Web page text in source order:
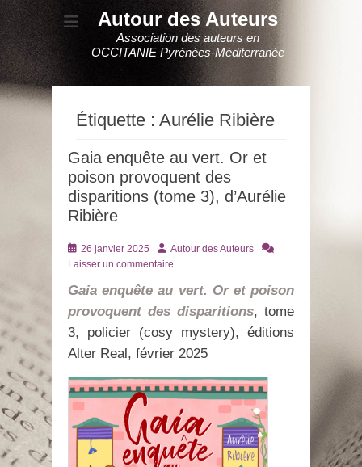
Autour des Auteurs
Association des auteurs en
OCCITANIE Pyrénées-Méditerranée
Étiquette : Aurélie Ribière
Gaia enquête au vert. Or et
poison provoquent des
disparitions (tome 3), d’Aurélie
Ribière
Posté
le
26 janvier 2025 AuteurAutour des Auteurs
Laisser un commentaire
Gaia enquête au vert. Or et poison
provoquent des disparitions, tome
3, policier (cosy mystery), éditions
Alter Real, février 2025